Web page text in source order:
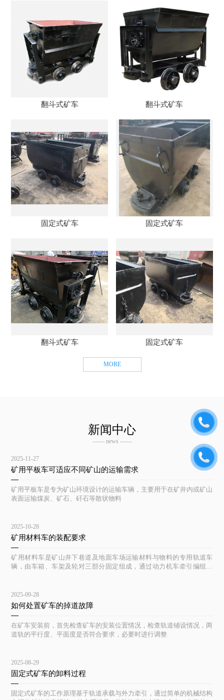
翻斗式矿车 翻斗式矿车
固定式矿车 固定式矿车
翻斗式矿车 固定式矿车
MORE
新闻中心
—— news ——
2025-11-27
矿用平板车可适应不同矿山的运输需求
矿用平板车是专为矿山环境设计的运输车辆，主要用于在矿井内或矿山
表面运输煤炭、矿石、矸石等散状物料
2025-10-28
矿用材料车的装配要求
矿用材料车是矿山井下巷道及地面车场运输材料与物料的专用轨道车
辆，由车箱、车架及轮对三部分固定组成，通过动力机车牵引编组运
2025-09-28
如何处置矿车的掉道故障
在矿车安装前，首先检查矿车的安装位置情况，检查轨道铺设情况，两
道轨的平行度、平面度是否符合要求，必要时进行调整
2025-08-29
固定式矿车的卸料过程
固定式矿车的工作原理基于轨道承载与外力牵引，通过简单的机械结构